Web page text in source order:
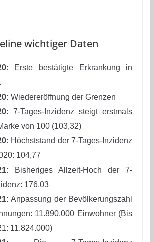
wichtiger Daten
Erste bestätigte Erkrankung in
Wiedereröffnung der Grenzen
7-Tages-Inzidenz steigt erstmals
von 100 (103,32)
Höchststand der 7-Tages-Inzidenz
104,77
Bisheriges Allzeit-Hoch der 7-
176,03
Anpassung der Bevölkerungszahl
11.890.000 Einwohner (Bis
11.824.000)